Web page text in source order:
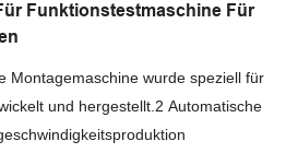
Funktionstestmaschine Für
Montagemaschine wurde speziell für
und hergestellt.2 Automatische